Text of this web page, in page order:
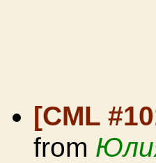
[CML
from